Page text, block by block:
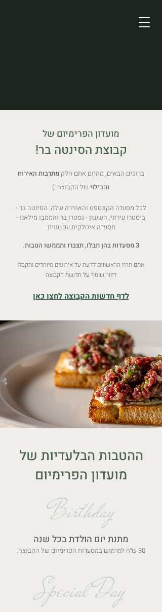
מועדון הפרימיום של
קבוצת הסינטה בר!
ברוכים הבאים, מהיום אתם חלקמתרבות האירוח
והבילוי של הקבוצה :)
לכל מסעדה הקונספט והאווירה שלה: הסינטה בר -
ביסטרו עירוני, הששון - גסטרו בר והממבו מילאנו -
מסעדה איטלקית עכשווית.
3 מסע
דות בהן תבלו,תצברו ותממשו הטבות.
אתם תהיו הראשונים לדעת על אירועים מיוחדים ותקבלו
דיוור שוטף על חדשות הקבוצה
לדף חדשות הקבוצה לחצו כאן
ההטבות הבלעדיות של
מועדון הפרימיום
Birthday
מתנת יום הולדת בכל שנה
30 ש״ח למימוש במסעדות הפרימיום של הקבוצה.
Special Day